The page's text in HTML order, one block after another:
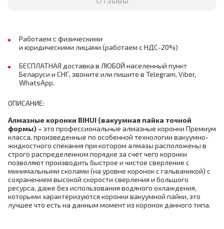
Работаем с физическими
и юридическими лицами (работаем с НДС-20%)
БЕСПЛАТНАЯ доставка в ЛЮБОЙ населенный пункт
Беларуси и СНГ, звоните или пишите в Telegram, Viber,
WhatsApp.
ОПИСАНИЕ:
Алмазные коронки BIHUI (вакуумная пайка точной
формы) – это профессиональные алмазные коронки Премиум
класса, произведенные по особенной технологии вакуумно-
жидкостного спекания при котором алмазы расположены в
строго распределенном порядке за счет чего коронки
позволяют производить быстрое и чистое сверление с
минимальными сколами (на уровне коронок с гальваникой) с
сохранением высокой скорости сверления и большого
ресурса, даже без использования водяного охлаждения,
которыми характеризуются коронки вакуумной пайки, это
лучшее что есть на данным момент из коронок данного типа.